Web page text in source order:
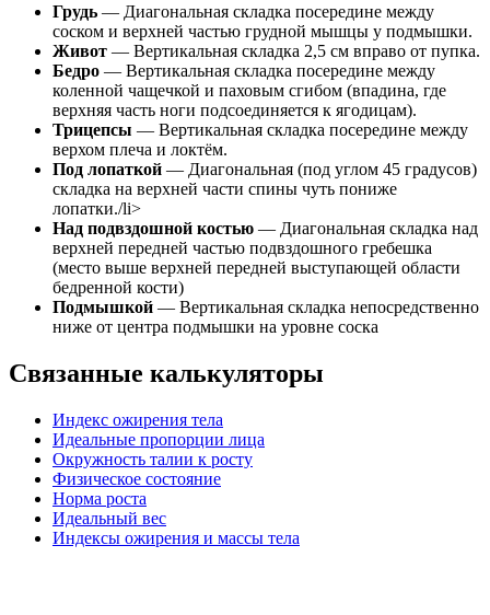
Грудь — Диагональная складка посередине между
соском и верхней частью грудной мышцы у подмышки.
Живот — Вертикальная складка 2,5 см вправо от пупка.
Бедро — Вертикальная складка посередине между
коленной чащечкой и паховым сгибом (впадина, где
верхняя часть ноги подсоединяется к ягодицам).
Трицепсы — Вертикальная складка посередине между
верхом плеча и локтём.
Под лопаткой — Диагональная (под углом 45 градусов)
складка на верхней части спины чуть пониже
лопатки./li>
Над подвздошной костью — Диагональная складка над
верхней передней частью подвздошного гребешка
(место выше верхней передней выступающей области
бедренной кости)
Подмышкой — Вертикальная складка непосредственно
ниже от центра подмышки на уровне соска
Связанные калькуляторы
Индекс ожирения тела
Идеальные пропорции лица
Окружность талии к росту
Физическое состояние
Норма роста
Идеальный вес
Индексы ожирения и массы тела